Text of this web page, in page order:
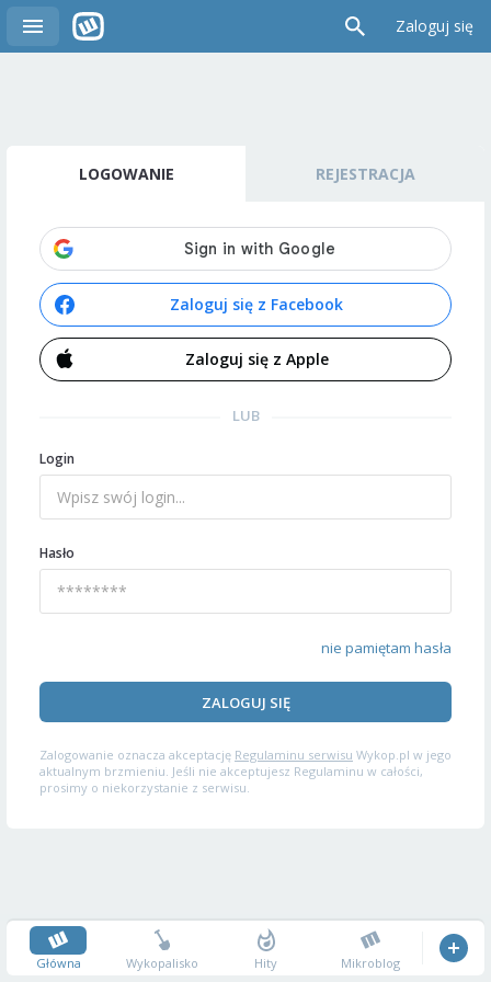
Zaloguj się
LOGOWANIE REJESTRACJA
Zaloguj się z Facebook
Zaloguj się z Apple
LUB
Login
Hasło
nie pamiętam hasła
ZALOGUJ SIĘ
Zalogowanie oznacza akceptację Regulaminu serwisu Wykop.pl w jego
aktualnym brzmieniu. Jeśli nie akceptujesz Regulaminu w całości,
prosimy o niekorzystanie z serwisu.
Główna Wykopalisko Hity Mikroblog